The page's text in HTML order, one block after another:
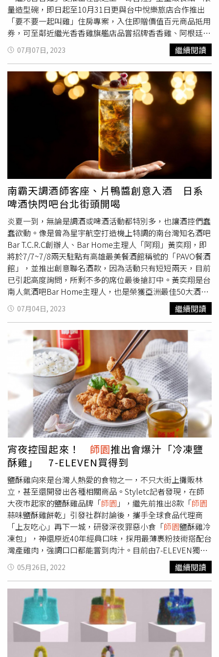
特色，包括嚐味坊提供輕食小點，風味坊則現煮湯麵，悠然
吧供應各式酒品和飲品，讓旅客在享受美味的同時感受到家
的溫馨。而在休息區，旅客可以找到寬敞舒適的座椅和空
間，充分享受閱讀或心靈沈澱的寧靜時光。國泰航空貴賓室
不僅是一個休息的場所，更是一個融合了高質感、溫馨和功
能性的綜合體驗。無論是獨具特色的Solo Chair，還是各區
域的美食和寧靜角落，都讓旅客在短暫的休息時間中感受到
獨一無二的享受。環亞貴賓室一航櫃檯前的台灣圖騰，為整
個貴賓室注入了現代與傳統的完美交融（圖／影音組）。環
亞貴賓室：融合台灣風情的獨特休憩天地一走進環亞貴賓
室，首先映入眼簾的是一航櫃檯前的台灣圖騰，這不僅是一
個櫃檯，更是台灣文化的代表。而在二航的牆上，一幅101
壁畫恰如其分地展現了台灣現代化的一面，為整個貴賓室注
入了現代與傳統的完美交融。蜂巢式個人座位提供獨立且安
靜的休息空間，不僅充分考慮到旅客的個人需求，同時也讓
整個空間更具時尚感（圖／影音組）。貴賓室內部的蜂巢式
個人座位提供獨立且安靜的休息空間，如此創新的設計不僅
充分考慮到旅客的個人需求，同時也讓整個空間更具時尚
感。兩旁的沙發休息區和Buffet前的用餐區更是提供了多樣
化的舒適選擇，旅客可以根據自己的喜好和需求自由選擇，
打造出屬於自己的休憩風格。環亞貴賓室以其獨特之處吸引
眾多旅客，其中最令人矚目的特色之一是，無需擁有特定的
資格，即可現場自費進入。對於行程不確定的旅客而言，環
亞貴賓室更提供24小時的貴賓室服務，不論是白天或深夜的
航班時間，皆可在這裡找到一片安靜、優雅的休息角落。這
樣的空間特色和無門檻的開放性，讓更多的旅客能夠深刻體
驗台灣文化的精髓，為整個旅程增添一抹獨特的風采。中華
航空桃園機場新世代貴賓室，延續了華航777-300ER
Nexgen風格，透過文化藝術與現代設計的巧妙結合，打造
了一個兼具人文與休憩的空間（圖／影音組）。中華航空貴
賓室：東方美學下的尊榮享受充滿現代感與東方美學的中華
航空桃園機場新世代貴賓室，延續了華航777-300ER
Nexgen風格，透過文化藝術與現代設計的巧妙結合，打造
了一個兼具人文與休憩的空間。由台灣頂尖設計師陳瑞憲親
自操刀，以宋代美學和江南庭園山水為發想，結合蘇州網
園
的長廊意象，呈現出獨具東方風情的設計。由苗栗雕刻老
師巧手製作的木門，展現了豐富的寓意，梅花的弧度代表著
富貴與財富，為整個空間注入吉祥的氛圍（圖／影音組）。
進入貴賓室，迎面而來的是一道由苗栗雕刻老師巧手製作的
木門，這扇門的精湛雕刻展現了豐富的寓意，梅花的弧度代
表著富貴與財富，為整個空間注入吉祥的氛圍。木門的背後
是一條長廊，通往商務休息區，設有大型沙發和座椅區，為
旅客提供極致的休息體驗。除此之外，貴賓室提供228個座
位，包括貴賓包廂、休憩閱讀區、上網區、舒眠區、用餐區
及茶吧等多樣化的設施。為了滿足旅客在候機期間的各項需
求，貴賓室還特別設有淋浴間、哺乳室、全區免費Wi-Fi等貼
心服務。 整個貴賓室空間由木門到商務區，處處可見細膩
巧思，讓每位步入貴賓室的旅客都能感受到文化的綿延與現
代的創新。這不僅是一個貴賓室，更是一場融合現代、東方
美學的極致奢華之旅。星宇航空貴賓室由日本設計師，以一
座星際飛行的起點為概念設計的獨特空間，擁有獨有的『舒
適如家』氛圍（圖／影音組）。星宇航空貴賓室：優雅舒適
的星際體驗星宇航空貴賓室是由日本設計師，以一座星際飛
行的起點為概念設計的獨特空間，並延續星宇航空一貫的機
艙及制服設計風格，搭配獨有的『舒適如家』氛圍，為旅客
打造了一個優雅寧靜的休憩空間。貴賓室的入口外觀以木質
量造型碗，即日起至10月31日更與台中悅樂旅店合作推出
「要不要一起叫雞」住房專案，入住即贈價值百元商品抵用
券，可至鄰近繼光香香雞旗艦店品嘗招牌香香雞、阿根廷魷
魚等人氣商品，更可至2樓與台中限定的哥吉拉主題空間拍
照留念。繼光香香雞推出百獸之王「哥吉拉」重量級餐點，
市空間也打造哥吉拉等怪獸造景。（圖／悅樂旅店提供）台
中悅樂旅店致力於推出多種住房專案讓旅客深度遊覽台中、
品嘗在地美食，而從台中發跡的繼光香香雞更是許多觀光客
的必吃美食，相傳的秘方調料由數十種辛香料組織而成，細
心醃製後放進油鍋中，撲鼻而來的炸雞香味已是許多人日常
不可或缺的好味道。若預訂「要不要一起叫雞」住房專案入
住台中悅樂旅店，將可獲得百元抵用券（雙人房贈兩張，四
人房贈四張），平日雙人房2,700元起；而且繼光香香雞台
中中山旗艦店近日搖身一變為「哥吉拉主題門市」，遠遠就
能看見門市2樓出現好幾隻哥吉拉與基多拉等各式怪獸們，
不但外觀變身，店內更打造許多哥吉拉造景讓粉絲們拍好拍
滿，還推出獨家「哥吉拉重量餐」，4種特色炸物拼盤一次
享受，還有全球限量5,000個「哥吉拉造型碗」同步販售
中，哥吉拉粉絲們絕對要來朝聖！根據 Uber Eats平台大數
據統計去年溫網期間的炸雞點購，以派別來看，美式炸雞最
受歡迎。（圖／Uber Eats提供）外送平台Uber Eats則於即
日起至7月12日推出優惠活動，只要於活動期間輸入優惠序
號「雞不可失」，美食外送單筆訂單消費滿249元便可享50
元折扣優惠。目前正是溫布頓網球賽熱烈舉辦期間，許多球
迷都會點炸雞熬夜觀戰，根據Uber Eats平台大數據統計去
年溫網期間的炸雞點購，以派別來看，美式炸雞最受歡迎，
其次為台式鹹酥雞和韓式炸雞。美式炸雞最熱門的品牌包含
「肯德基」、「漢堡王」酥脆無法擋的「BK黃金炸雞」、
「21世紀風味館」的隱藏版招牌「21香脆炸雞桶」等；台
式鹹酥雞則有最強台味夜市小吃之稱的「師園鹽酥雞」、回
購率超高的「台灣第一家鹽酥雞」雙雄稱霸。台中與高雄地
區的消費者偏好韓式炸雞，「釜山崔炸雞」、「咚雞咚雞韓
式炸雞」等店都榜上有名。（圖／Uber Eats提供）平台進
一步觀察發現，台中與高雄地區的消費者偏好韓式炸雞，正
港釜山韓國歐巴老闆經營的「釜山崔炸雞」、口味多樣化
CP值又高的「咚雞咚雞韓式炸雞」榜上有名。回應大眾追
球賽搭配炸雞解嘴饞的需求，Uber Eats 平台合作商家中有
超過千家供應炸雞餐點，且涵蓋台式、美式、韓式、日式、
泰式等各大類別，溫網賽事決戰期間，球迷們甚至能每天換
吃一種派別或口味，像漢堡王、21風味館、Dicos德克士、
釜山崔炸雞等眾多商家，在Uber Eats平台上推出期間限定
且精選品項買一送一的優惠。兩大手搖飲品牌「珍煮丹」、
「日出茶太」也推出4款飲品獨家優惠，即日起至7月11
日，消費者使用Uber Eats App於珍煮丹訂購「百香茉
莉」、「百香不知春」皆享買一送一；即日起至7月18日前
於日出茶太訂購「雲霧烏龍茶」、「極上焙茶」也同享買一
送一。另外7月Uber One會員獨享好康中，美食生鮮外送訂
單最高可享總價值達2,100元的會員優惠，包含輸入「七月
外帶」，外帶自取訂單消費滿149元享75折優惠（共4
次），單筆最高可折抵50元；輸入「七月600」，生鮮雜貨
訂單消費滿599元享9折優惠（共1次），單筆最高可折抵
300元；輸入「七月1000」，生鮮雜貨訂單消費滿1,599元
享85折優惠（共2次），單筆最高可折抵500元。
07月07日, 2023 繼續閱讀
南霸天調酒師客座、片鴨醬創意入酒 日系
啤酒快閃吧台北街頭開喝
炎夏一到，無論是調酒或啤酒活動都特別多，也讓酒控們蠢
蠢欲動。像是曾為星宇航空打造機上特調的南台灣知名酒吧
Bar T.C.R.C創辦人、Bar Home主理人「阿翔」黃奕翔，即
將於7/7~7/8兩天駐點有高雄最美餐酒館稱號的「PAVO餐酒
館」，並推出創意聯名酒款，因為活動只有短短兩天，目前
已引起高度詢問，所剩不多的席位最後搶訂中。黃奕翔是台
南人氣酒吧Bar Home主理人，也是榮獲亞洲最佳50大酒吧
的Bar T.C.R.C創辦人。（圖／漢來美食提供）黃奕翔擅長將
在地特色元素融入各式酒類中，並透過傳統技法融合分子、
蒸餾、離心等技法，為雞尾酒愛好者打造獨特、有故事的調
酒；而「PAVO餐酒館」自開幕以來即被許多酒客和網紅視
為南台灣酒吧朝聖點，主要提供以陳年蘭姆酒為基底的特色
調酒和創意異國料理。此次雙方聯名合作除了延續PAVO的
調酒精神外，阿翔也運用高雄在地食材來演繹專屬PAVO的
獨特風味，甚至特選漢來美食旗下榮獲多年米其林星級餐廳
的名人坊的「特製片鴨醬」、中餐經典飲品「酸梅湯」來研
發創意調酒，打造屬於漢來的香味記憶。有高雄最美餐酒館
之稱的「PAVO餐酒館」，今夏將偕同南部酒吧代表之一
「Bar Home」聯手翻玩各式創意調酒。（圖／漢來美食提
供）PAVO與Bar Home強強聯手，7~9月將以「記憶
Memory」為主題，分2波段陸續推出6款聯名特調，包括選
用片鴨醬特製的「打狗司令」、獨特肉骨茶風味的「鄉
愁」、大人版的梅子芭樂「甘巴嗲」、熱帶風調酒「台丸
郎」、木質調「人文聞物」，與改編經典調酒莫西多的「歸
來」，每一款都別具特色。為讓酒友們搶先品嘗到6款創意
調酒並一睹阿翔風采，將於7/7~7/8舉辦客座之夜，即日起
開放訂位（預約電話：07-213-5753）。NEW ASAHI
SUPER DRY瓶身將品牌的經典銀色以磨砂霧面和光滑亮面
交錯呈現。（圖／ASAHI提供）另外一直以獨特暢快口感廣
受消費者歡迎的日本知名啤酒品牌ASAHI SUPER DRY，則
於今夏迎來上市37年首次全面升級！NEW ASAHI SUPER
DRY貫徹「Modern Japan潮流日本」經典與創新並存的精
神，改良啤酒生產製程，以二次啤酒花投入法與優化酵母發
酵技術，重新定義味道、香氣和碳酸的黃金三角平衡，入口
時的濃醇與結尾的暢快，可以在短短幾秒間帶來快速而強烈
的風味變化，帶領消費者更快抵達香氣與口感的高峰。
「NEW ASAHI SUPER DRY潮流快閃吧」攜手多家餐飲品牌
07月04日, 2023 繼續閱讀
宵夜控囤起來！ 師園推出會爆汁「冷凍鹽
酥雞」 7-ELEVEN買得到
鹽酥雞向來是台灣人熱愛的食物之一，不只大街上攤販林
立，甚至還開發出各種相關商品。Styletc記者發現，在師
大夜市起家的鹽酥雞品牌「師園 」，繼先前推出8款「師園
蒜味鹽酥雞餅乾」引發社群討論後，攜手全球食品代理商
「上友吃心」再下一城，研發深夜罪惡小食「師園鹽酥雞冷
凍包」，神還原近40年經典口味，採用最薄裹粉技術搭配台
灣產雞肉，強調口口都能嘗到肉汁。目前由7-ELEVEN獨家
販售，即日起至5/31在北部地區3,100間門市搶先開賣，
5/31起超過6,400間7-ELEVEN門市正式發售，即日起～
6/14，可享單包優惠價55元（原價59元）。冷凍包送入微
波爐只需1～2分鐘便可輕鬆上桌。 （圖／上友吃心提供）
除了開發鹽酥雞周邊如購物袋、馬克杯之外，現在又進
軍冷凍市場。 （圖／上友吃心提供）創立至今已近40年的
，堅持三大原則，即選用良好品質食材、獨特的蒜香調
味與每日更換新油。這次看中百億冷凍食品市場商機，與7-
05月26日, 2022 繼續閱讀